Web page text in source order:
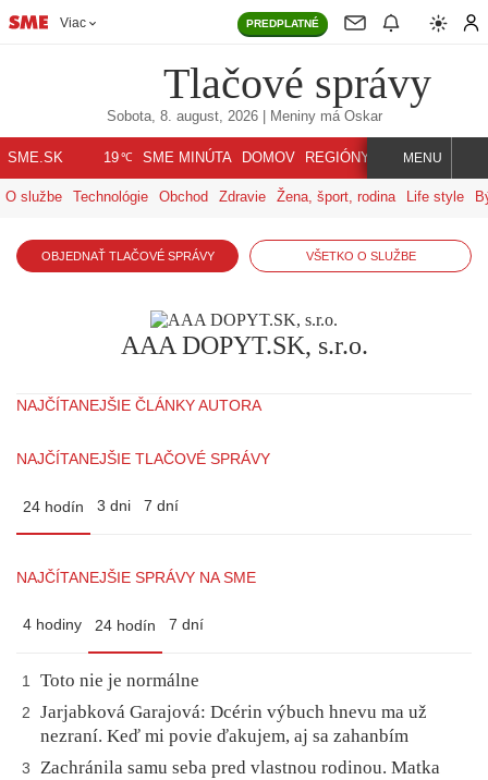
Viac PREDPLATNÉ
Tlačové správy
Sobota, 8. august, 2026| Meniny má Oskar
SME.SK 19℃ SME MINÚTA DOMOV REGIÓNY INDEX SVET
MENU
O službe Technológie Obchod Zdravie Žena, šport, rodina Life style
OBJEDNAŤ TLAČOVÉ SPRÁVY VŠETKO O SLUŽBE
AAA DOPYT.SK, s.r.o.
NAJČÍTANEJŠIE ČLÁNKY AUTORA
NAJČÍTANEJŠIE TLAČOVÉ SPRÁVY
24 hodín 3 dni 7 dní
NAJČÍTANEJŠIE SPRÁVY NA SME
4 hodiny 24 hodín 7 dní
1 Toto nie je normálne
2
Jarjabková Garajová: Dcérin výbuch hnevu ma už
nezraní. Keď mi povie ďakujem, aj sa zahanbím
3
Zachránila samu seba pred vlastnou rodinou. Matka